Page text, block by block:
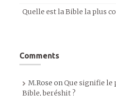
Quelle est la Bible la plus
Comments
M.Rose onQue signifie le
Bible, beréshit ?